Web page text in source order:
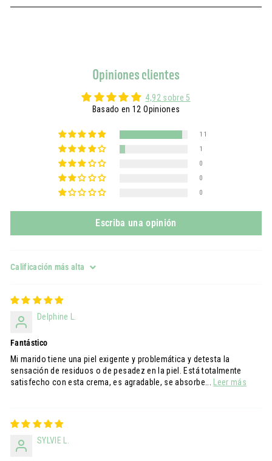
Opiniones clientes
4,92 sobre 5
Basado en 12 Opiniones
11
1
0
0
0
Escriba una opinión
Sort by
Delphine L.
Fantástico
Mi marido tiene una piel exigente y problemática y detesta la
sensación de residuos o de pesadez en la piel. Está totalmente
satisfecho con esta crema, es agradable, se absorbe...
Leer más
SYLVIE L.